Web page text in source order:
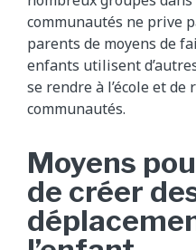
communautés ne prive
parents de moyens de
enfants utilisent
se rendre à l’école et
communautés.
Moyens
de créer